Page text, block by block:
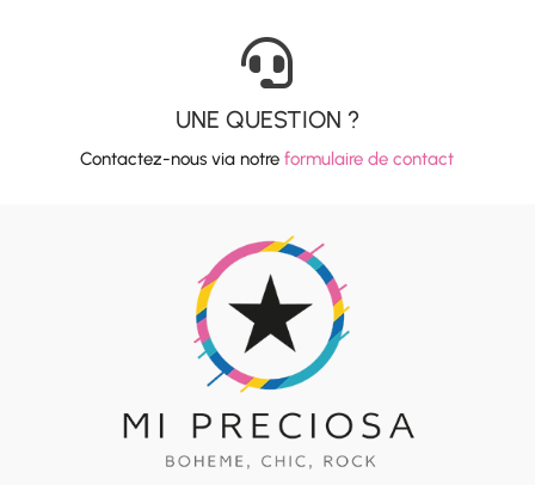

UNE QUESTION ?
Contactez-nous via notreformulaire de contact